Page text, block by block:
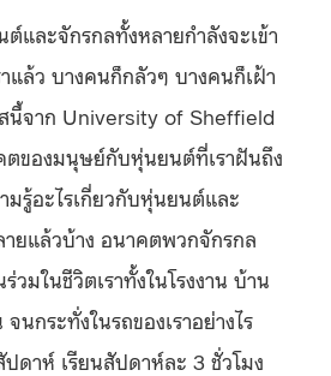
และจักรกลทั้งหลายกำลังจะเข้า
แล้ว บางคนก็กลัวๆ บางคนก็เฝ้า
นี้จาก University of Sheffield
ตของมนุษย์กับหุ่นยนต์ที่เราฝันถึง
มรู้อะไรเกี่ยวกับหุ่นยนต์และ
ยแล้วบ้าง อนาคตพวกจักรกล
วมในชีวิตเราทั้งในโรงงาน บ้าน
จนกระทั่งในรถของเราอย่างไร
ดาห์ เรียนสัปดาห์ละ 3 ชั่วโมง